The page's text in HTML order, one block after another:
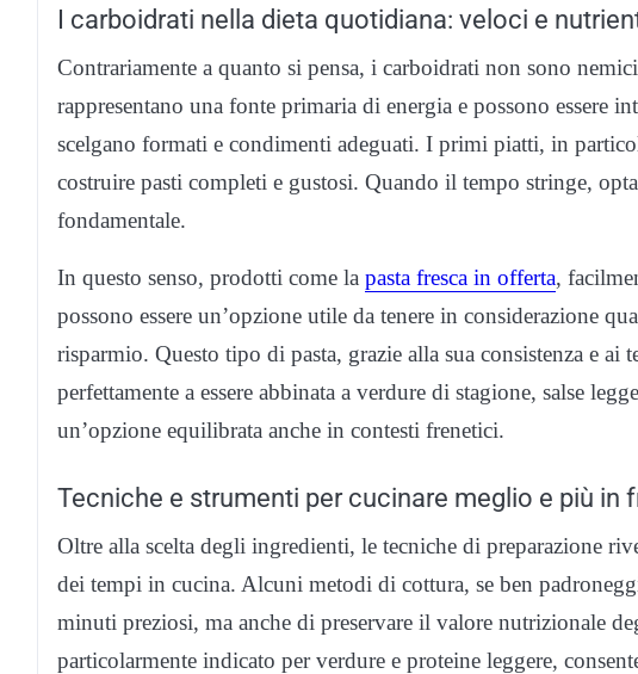
I carboidrati nella dieta quotidiana: veloci e
Contrariamente a quanto si pensa, i carboidrati non sono
rappresentano una fonte primaria di energia e possono essere
scelgano formati e condimenti adeguati. I primi piatti, in
costruire pasti completi e gustosi. Quando il tempo stringe,
fondamentale.
In questo senso, prodotti come la pasta fresca in offerta,
possono essere un’opzione utile da tenere in considerazione
risparmio. Questo tipo di pasta, grazie alla sua consistenza e ai
perfettamente a essere abbinata a verdure di stagione, salse
un’opzione equilibrata anche in contesti frenetici.
Tecniche e strumenti per cucinare meglio e più in
Oltre alla scelta degli ingredienti, le tecniche di preparazione
dei tempi in cucina. Alcuni metodi di cottura, se ben
minuti preziosi, ma anche di preservare il valore nutrizionale
particolarmente indicato per verdure e proteine leggere,